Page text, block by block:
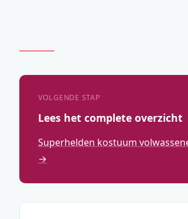
VOLGENDE STAP
Lees het complete overzicht
Superhelden kostuum
→